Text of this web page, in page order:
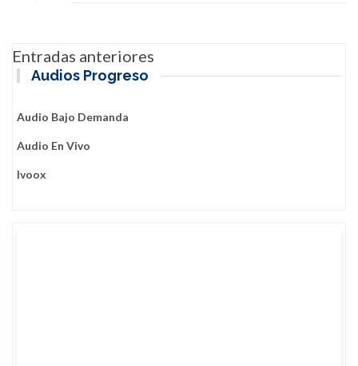
Navegación
de
entradas
Entradas anteriores
Audios Progreso
Audio Bajo Demanda
Audio En Vivo
Ivoox